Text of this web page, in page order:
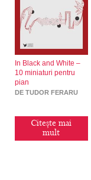
In Black and White –
10 miniaturi pentru
pian
DE TUDOR FERARU
Citește mai
mult